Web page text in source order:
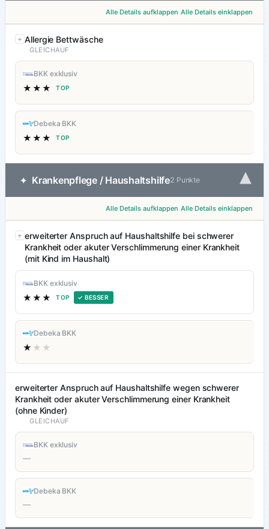
Alle Details aufklappen Alle Details einklappen
Allergie Bettwäsche
GLEICHAUF
BKK exklusiv
★★★ TOP
Debeka BKK
★★★ TOP
✦ Krankenpflege / Haushaltshilfe2 Punkte ▾
Alle Details aufklappen Alle Details einklappen
erweiterter Anspruch auf Haushaltshilfe bei schwerer
Krankheit oder akuter Verschlimmerung einer Krankheit
(mit Kind im Haushalt)
BKK exklusiv
★★★ TOP ✓ BESSER
Debeka BKK
★ ★★
erweiterter Anspruch auf Haushaltshilfe wegen schwerer
Krankheit oder akuter Verschlimmerung einer Krankheit
(ohne Kinder)
GLEICHAUF
BKK exklusiv
—
Debeka BKK
—